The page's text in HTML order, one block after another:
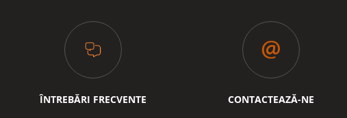
ÎNTREBĂRI FRECVENTE CONTACTEAZĂ-NE